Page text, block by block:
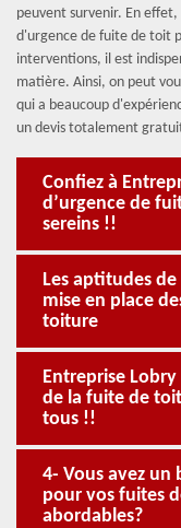
peuvent survenir. En
d'urgence de fuite de toit
interventions, il est
matière. Ainsi, on peut
qui a beaucoup
un devis totalement
Confiez à
d’urgence de
sereins !!
Les aptitudes
mise en place
toiture
Entreprise
de la fuite de
tous !!
4- Vous avez un
pour vos fuites
abordables?